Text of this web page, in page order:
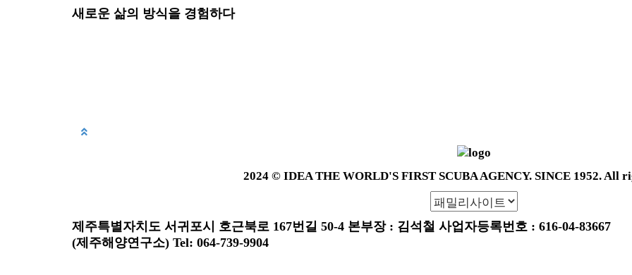
새로운 삶의 방식을 경험하다
2024 © IDEA THE WORLD'S FIRST SCUBA AGENCY. SINCE 1952. All
제주특별자치도 서귀포시 호근북로 167번길 50-4 본부장 : 김석철 사업자등록번호 : 616-04-83667
(제주해양연구소) Tel: 064-739-9904